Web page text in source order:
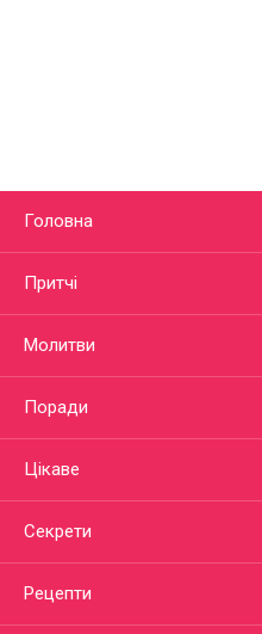
Головна
Притчі
Молитви
Поради
Цікаве
Секрети
Рецепти